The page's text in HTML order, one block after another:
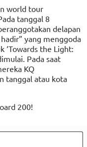
world tour
tanggal 8
delapan
yang menggoda
‘Towards the Light:
Pada saat
KQ
tanggal atau kota
200!